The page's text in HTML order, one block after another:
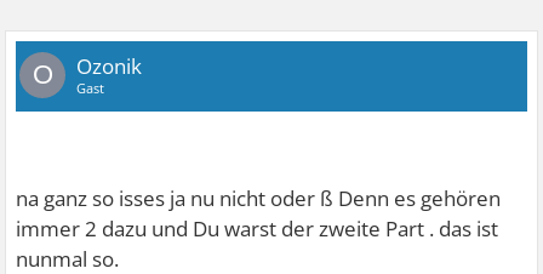
O Ozonik
Gast
na ganz so isses ja nu nicht oder ß Denn es gehören
immer 2 dazu und Du warst der zweite Part . das ist
nunmal so.